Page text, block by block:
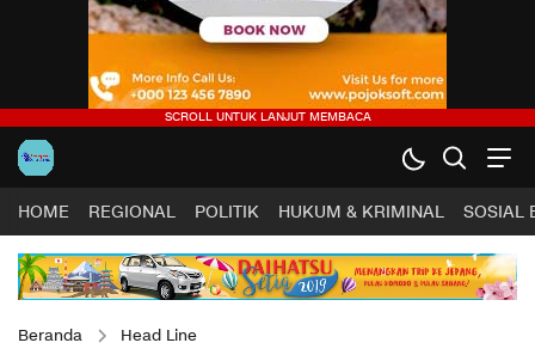
HOME REGIONAL POLITIK HUKUM & KRIMINAL SOSIAL
Beranda Head Line